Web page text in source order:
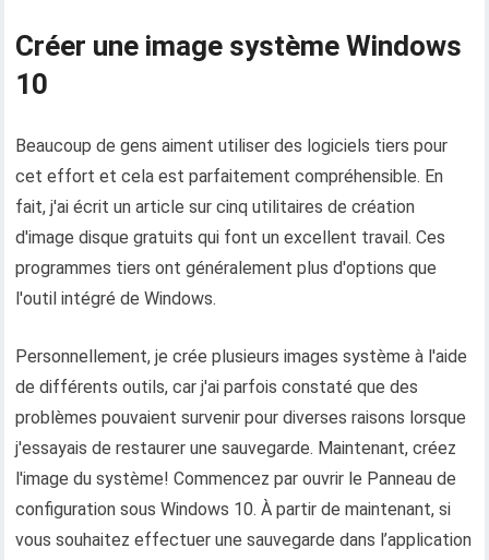
Créer une image système Windows
10
Beaucoup de gens aiment utiliser des logiciels tiers pour
cet effort et cela est parfaitement compréhensible. En
fait, j'ai écrit un article sur cinq utilitaires de création
d'image disque gratuits qui font un excellent travail. Ces
programmes tiers ont généralement plus d'options que
l'outil intégré de Windows.
Personnellement, je crée plusieurs images système à l'aide
de différents outils, car j'ai parfois constaté que des
problèmes pouvaient survenir pour diverses raisons lorsque
j'essayais de restaurer une sauvegarde. Maintenant, créez
l'image du système! Commencez par ouvrir le Panneau de
configuration sous Windows 10. À partir de maintenant, si
vous souhaitez effectuer une sauvegarde dans l’application